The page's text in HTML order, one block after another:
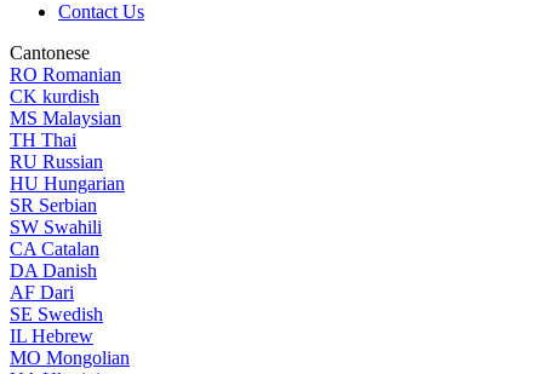
Contact Us
Cantonese
RO Romanian
CK kurdish
MS Malaysian
TH Thai
RU Russian
HU Hungarian
SR Serbian
SW Swahili
CA Catalan
DA Danish
AF Dari
SE Swedish
IL Hebrew
MO Mongolian